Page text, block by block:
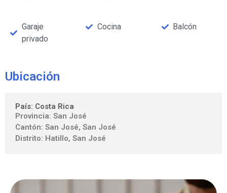
Garaje
privado
Cocina Balcón
Ubicación
País: Costa Rica
Provincia: San José
Cantón: San José, San José
Distrito: Hatillo, San José